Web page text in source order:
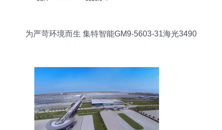
为严苛环境而生 集特智能GM9-5603-31海光3490